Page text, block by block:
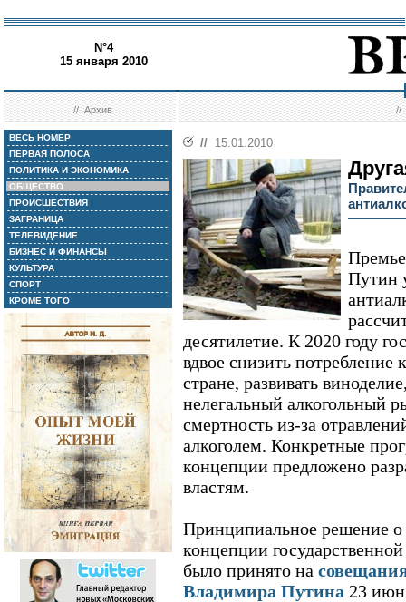
N°4
15 января 2010
//Архив //
ВЕСЬ НОМЕР
ПЕРВАЯ ПОЛОСА
ПОЛИТИКА И ЭКОНОМИКА
ОБЩЕСТВО
ПРОИСШЕСТВИЯ
ЗАГРАНИЦА
ТЕЛЕВИДЕНИЕ
БИЗНЕС И ФИНАНСЫ
КУЛЬТУРА
СПОРТ
КРОМЕ ТОГО
// 15.01.2010
Путин
десятилетие. К 2020 году
вдвое снизить
стране, развивать
нелегальный алкогольный
смертность из-за
алкоголем. Конкретные
концепции предложено
властям.
Принципиальное решение о
концепции
было принято на
Владимира Путина 23